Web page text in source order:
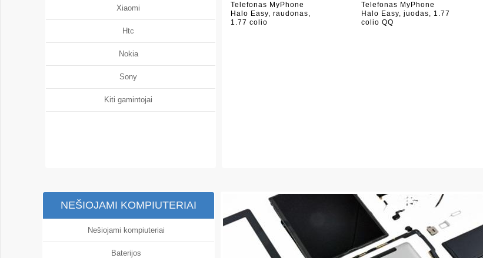
Xiaomi
Htc
Nokia
Sony
Kiti gamintojai
Telefonas MyPhone
Halo Easy, raudonas,
1.77 colio
Telefonas MyPhone
Halo Easy, juodas, 1.77
colio QQ
NEŠIOJAMI KOMPIUTERIAI
Nešiojami kompiuteriai
Baterijos